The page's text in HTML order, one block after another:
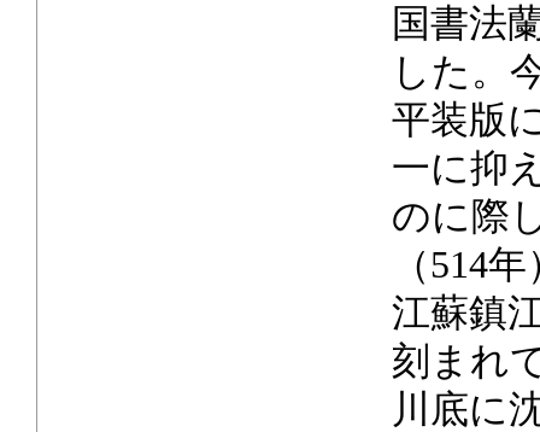
国書法
した。
平装版
一に抑
のに際
（514
江蘇鎮
刻まれ
川底に